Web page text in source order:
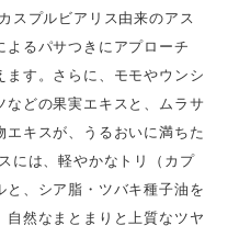
スプルビアリス由来のアス
よるパサつきにアプローチ
ます。さらに、モモやウンシ
などの果実エキスと、ムラサ
エキスが、うるおいに満ちた
には、軽やかなトリ（カプ
と、シア脂・ツバキ種子油を
然なまとまりと上質なツヤ